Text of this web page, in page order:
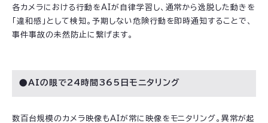
各カメラにおける行動をAIが自律学習し、通常から逸脱した動きを
「違和感」として検知。予期しない危険行動を即時通知することで、
事件事故の未然防止に繋げます。
●AIの眼で24時間365日モニタリング
数百台規模のカメラ映像もAIが常に映像をモニタリング。異常が起